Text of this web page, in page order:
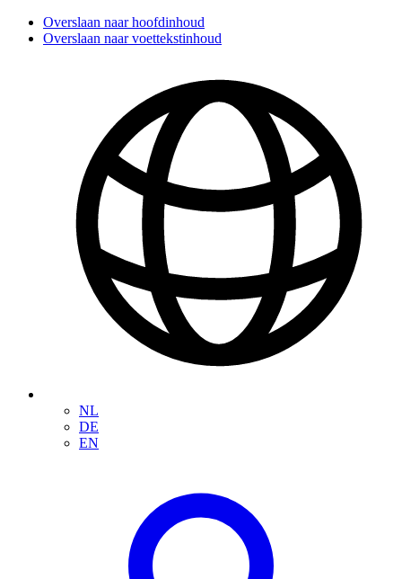
Overslaan naar hoofdinhoud
Overslaan naar voettekstinhoud
NL
DE
EN